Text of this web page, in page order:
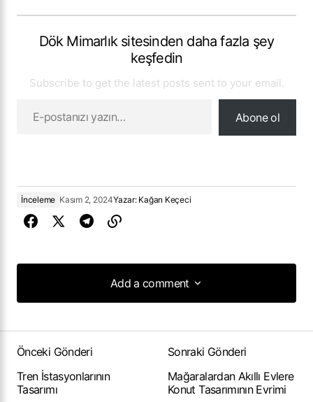
Dök Mimarlık sitesinden daha fazla şey
keşfedin
Subscribe to get the latest posts sent to your email.
Abone ol
İnceleme Kasım 2, 2024Yazar: Kağan Keçeci
Add a comment
Add a comment
Önceki Gönderi
Tren İstasyonlarının
Tasarımı
Sonraki Gönderi
Mağaralardan Akıllı Evlere
Konut Tasarımının Evrimi